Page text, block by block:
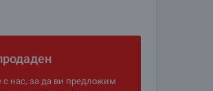
с нас, за да ви предложим